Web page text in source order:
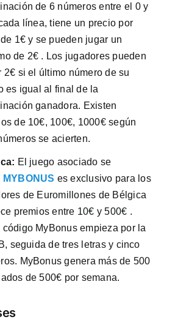
de 6 números entre el 0 y
línea, tiene un precio por
de 1€ y se pueden jugar un
de 2€ . Los jugadores pueden
2€ si el último número de su
es igual al final de la
ganadora. Existen
de 10€, 100€, 1000€ según
se acierten.
El juego asociado se
MYBONUS es exclusivo para los
de Euromillones de Bélgica
premios entre 10€ y 500€ .
código MyBonus empieza por la
seguida de tres letras y cinco
MyBonus genera más de 500
de 500€ por semana.